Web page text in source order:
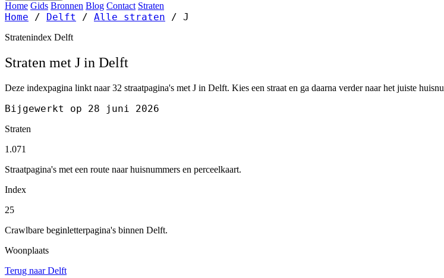
Home Gids Bronnen Blog Contact Straten
Home / Delft / Alle straten / J
Stratenindex Delft
Straten met J in Delft
Deze indexpagina linkt naar 32 straatpagina's met J in Delft. Kies een straat en ga daarna verder naar het juiste
Bijgewerkt op 28 juni 2026
Straten
1.071
Straatpagina's met een route naar huisnummers en perceelkaart.
Index
25
Crawlbare beginletterpagina's binnen Delft.
Woonplaats
Terug naar Delft